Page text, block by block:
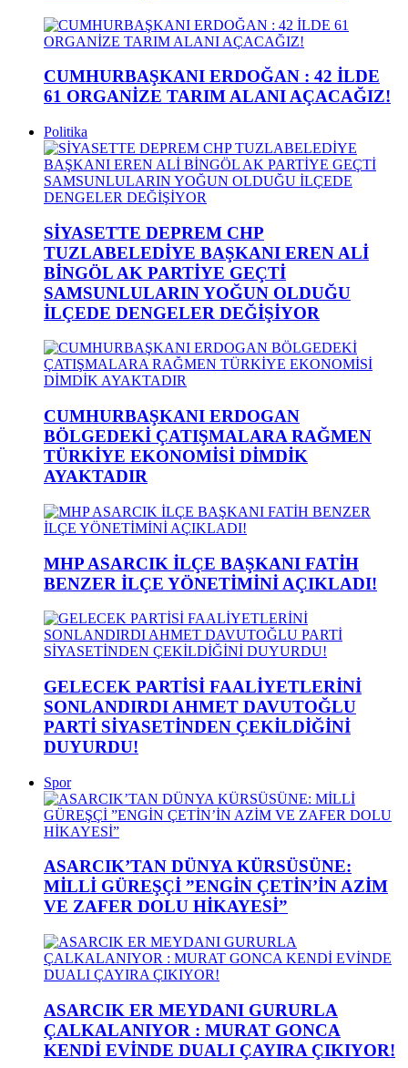
CUMHURBAŞKANI ERDOĞAN : 42 İLDE
61 ORGANİZE TARIM ALANI AÇACAĞIZ!
Politika
SİYASETTE DEPREM CHP
TUZLABELEDİYE BAŞKANI EREN ALİ
BİNGÖL AK PARTİYE GEÇTİ
SAMSUNLULARIN YOĞUN OLDUĞU
İLÇEDE DENGELER DEĞİŞİYOR
CUMHURBAŞKANI ERDOGAN
BÖLGEDEKİ ÇATIŞMALARA RAĞMEN
TÜRKİYE EKONOMİSİ DİMDİK
AYAKTADIR
MHP ASARCIK İLÇE BAŞKANI FATİH
BENZER İLÇE YÖNETİMİNİ AÇIKLADI!
GELECEK PARTİSİ FAALİYETLERİNİ
SONLANDIRDI AHMET DAVUTOĞLU
PARTİ SİYASETİNDEN ÇEKİLDİĞİNİ
DUYURDU!
Spor
ASARCIK’TAN DÜNYA KÜRSÜSÜNE:
MİLLİ GÜREŞÇİ ”ENGİN ÇETİN’İN AZİM
VE ZAFER DOLU HİKAYESİ”
ASARCIK ER MEYDANI GURURLA
ÇALKALANIYOR : MURAT GONCA
KENDİ EVİNDE DUALI ÇAYIRA ÇIKIYOR!